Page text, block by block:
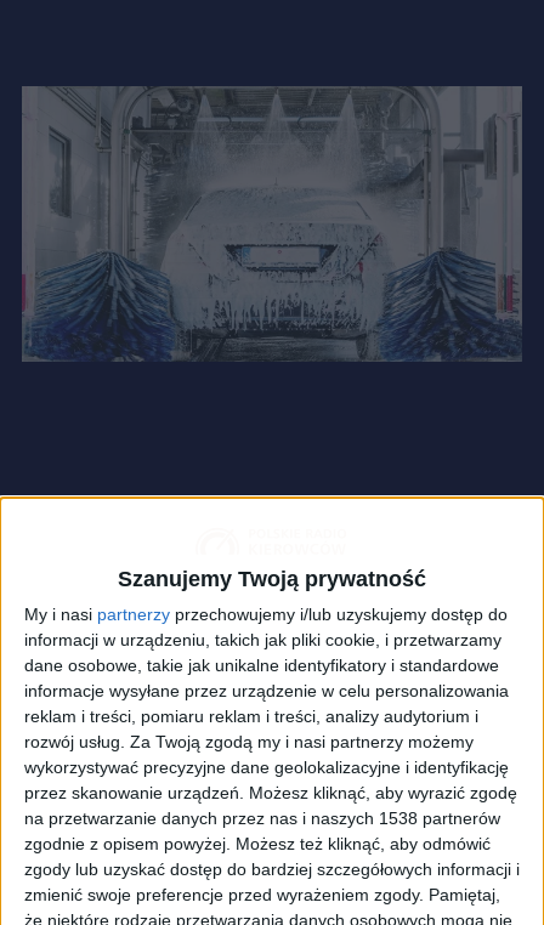
Szanujemy Twoją prywatność
My i nasi partnerzy przechowujemy i/lub uzyskujemy dostęp do
informacji w urządzeniu, takich jak pliki cookie, i przetwarzamy
dane osobowe, takie jak unikalne identyfikatory i standardowe
informacje wysyłane przez urządzenie w celu personalizowania
reklam i treści, pomiaru reklam i treści, analizy audytorium i
rozwój usług. Za Twoją zgodą my i nasi partnerzy możemy
wykorzystywać precyzyjne dane geolokalizacyjne i identyfikację
przez skanowanie urządzeń. Możesz kliknąć, aby wyrazić zgodę
na przetwarzanie danych przez nas i naszych 1538 partnerów
zgodnie z opisem powyżej. Możesz też kliknąć, aby odmówić
zgody lub uzyskać dostęp do bardziej szczegółowych informacji i
zmienić swoje preferencje przed wyrażeniem zgody. Pamiętaj,
że niektóre rodzaje przetwarzania danych osobowych mogą nie
Zdjęcie ilustracyjneFoto: Nadezda Murmakova/Shutterstock
Są tacy, którzy twierdzą, że mycie samochodów przy
ujemnych temperaturach jest wręcz szkodliwe dla
lakieru. Inni uważają z kolei, że na lakierze osadzają
się drobinki soli, które przyspieszają korozję,